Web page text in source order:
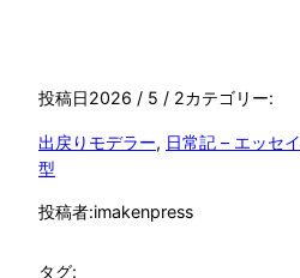
投稿日2026 / 5 / 2カテゴリー:
出戻りモデラー, 日常記 – エッセイ
型
投稿者:imakenpress
タグ: